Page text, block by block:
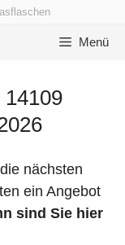
Menü
die nächsten
ein Angebot
sind Sie hier